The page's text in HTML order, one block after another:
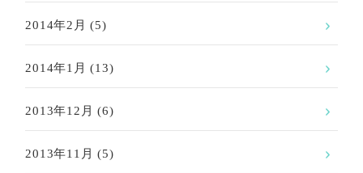
2014年2月 (5)
2014年1月 (13)
2013年12月 (6)
2013年11月 (5)